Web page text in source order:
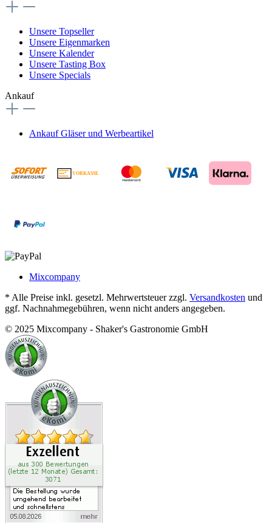
Unsere Topseller
Unsere Eigenmarken
Unsere Kalender
Unsere Tasting Box
Unsere Specials
Ankauf
Ankauf Gläser und Werbeartikel
VORKASSE
Mixcompany
* Alle Preise inkl. gesetzl. Mehrwertsteuer zzgl. Versandkosten und
ggf. Nachnahmegebühren, wenn nicht anders angegeben.
© 2025 Mixcompany - Shaker's Gastronomie GmbH